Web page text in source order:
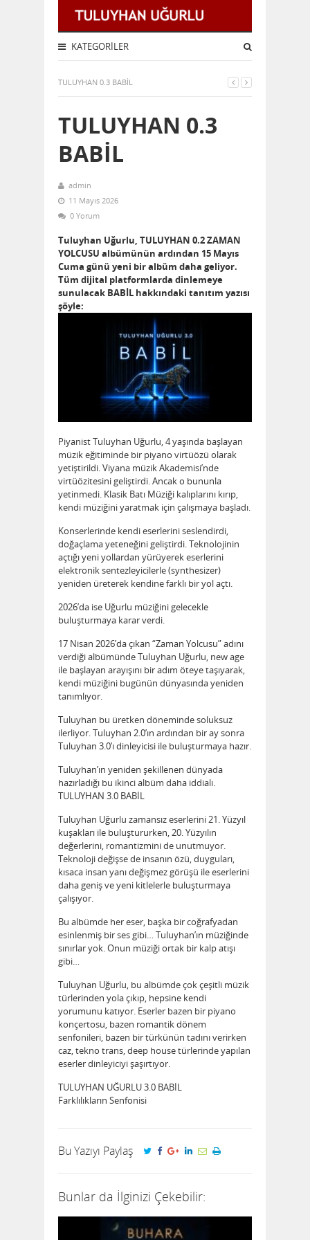
KATEGORILER
TULUYHAN 0.3 BABİL
TULUYHAN 0.3
BABİL
admin
11 Mayıs 2026
0 Yorum
Tuluyhan Uğurlu, TULUYHAN 0.2 ZAMAN
YOLCUSU albümünün ardından 15 Mayıs
Cuma günü yeni bir albüm daha geliyor.
Tüm dijital platformlarda dinlemeye
sunulacak BABİL hakkındaki tanıtım yazısı
şöyle:
Piyanist Tuluyhan Uğurlu, 4 yaşında başlayan
müzik eğitiminde bir piyano virtüözü olarak
yetiştirildi. Viyana müzik Akademisi’nde
virtüözitesini geliştirdi. Ancak o bununla
yetinmedi. Klasik Batı Müziği kalıplarını kırıp,
kendi müziğini yaratmak için çalışmaya başladı.
Konserlerinde kendi eserlerini seslendirdi,
doğaçlama yeteneğini geliştirdi. Teknolojinin
açtığı yeni yollardan yürüyerek eserlerini
elektronik sentezleyicilerle (synthesizer)
yeniden üreterek kendine farklı bir yol açtı.
2026’da ise Uğurlu müziğini gelecekle
buluşturmaya karar verdi.
17 Nisan 2026’da çıkan “Zaman Yolcusu” adını
verdiği albümünde Tuluyhan Uğurlu, new age
ile başlayan arayışını bir adım öteye taşıyarak,
kendi müziğini bugünün dünyasında yeniden
tanımlıyor.
Tuluyhan bu üretken döneminde soluksuz
ilerliyor. Tuluyhan 2.0’ın ardından bir ay sonra
Tuluyhan 3.0’ı dinleyicisi ile buluşturmaya hazır.
Tuluyhan’ın yeniden şekillenen dünyada
hazırladığı bu ikinci albüm daha iddialı.
TULUYHAN 3.0 BABİL
Tuluyhan Uğurlu zamansız eserlerini 21. Yüzyıl
kuşakları ile buluştururken, 20. Yüzyılın
değerlerini, romantizmini de unutmuyor.
Teknoloji değişse de insanın özü, duyguları,
kısaca insan yanı değişmez görüşü ile eserlerini
daha geniş ve yeni kitlelerle buluşturmaya
çalışıyor.
Bu albümde her eser, başka bir coğrafyadan
esinlenmiş bir ses gibi… Tuluyhan’ın müziğinde
sınırlar yok. Onun müziği ortak bir kalp atışı
gibi…
Tuluyhan Uğurlu, bu albümde çok çeşitli müzik
türlerinden yola çıkıp, hepsine kendi
yorumunu katıyor. Eserler bazen bir piyano
konçertosu, bazen romantik dönem
senfonileri, bazen bir türkünün tadını verirken
caz, tekno trans, deep house türlerinde yapılan
eserler dinleyiciyi şaşırtıyor.
TULUYHAN UĞURLU 3.0 BABİL
Farklılıkların Senfonisi
Bu Yazıyı Paylaş
Bunlar da İlginizi Çekebilir: